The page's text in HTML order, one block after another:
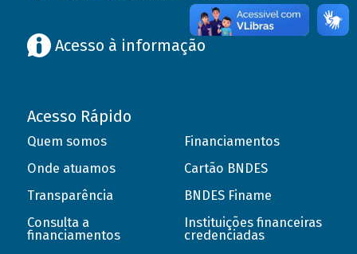
Acesso à informação
Acesso Rápido
Quem somos
Onde atuamos
Transparência
Consulta a
financiamentos
Financiamentos
Cartão BNDES
BNDES Finame
Instituições financeiras
credenciadas